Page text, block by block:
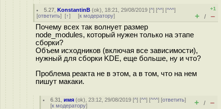
5.27 ,KonstantinB (ok), 18:21, 29/08/2019 [^] [^^] [^^^]
[ответить] [↑] [к модератору]
+1
+ / –
Почему всех так волнует размер
node_modules, который нужен только на этапе
сборки?
Объем исходников (включая все зависимости),
нужный для сборки KDE, еще больше, ну и что?
Проблема реакта не в этом, а в том, что на нем
пишут макаки.
6.31 ,имя (ok), 23:12, 29/08/2019 [^] [^^] [^^^] [ответить]
[к модератору] + / –